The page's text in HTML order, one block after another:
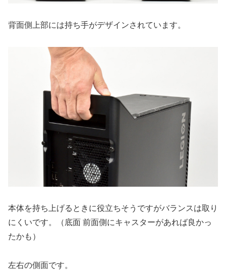
背面側上部には持ち手がデザインされています。
本体を持ち上げるときに役立ちそうですがバランスは取り
にくいです。（底面 前面側にキャスターがあれば良かっ
たかも）
左右の側面です。